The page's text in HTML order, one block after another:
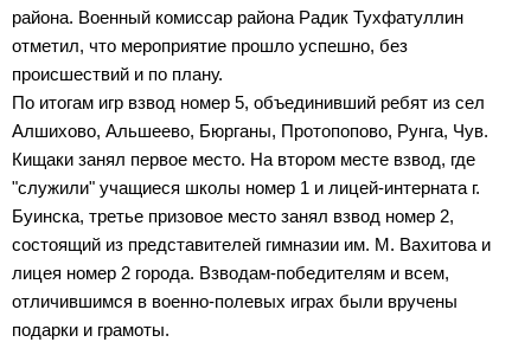
района. Военный комиссар района Радик Тухфатуллин
отметил, что мероприятие прошло успешно, без
происшествий и по плану.
По итогам игр взвод номер 5, объединивший ребят из сел
Алшихово, Альшеево, Бюрганы, Протопопово, Рунга, Чув.
Кищаки занял первое место. На втором месте взвод, где
"служили" учащиеся школы номер 1 и лицей-интерната г.
Буинска, третье призовое место занял взвод номер 2,
состоящий из представителей гимназии им. М. Вахитова и
лицея номер 2 города. Взводам-победителям и всем,
отличившимся в военно-полевых играх были вручены
подарки и грамоты.